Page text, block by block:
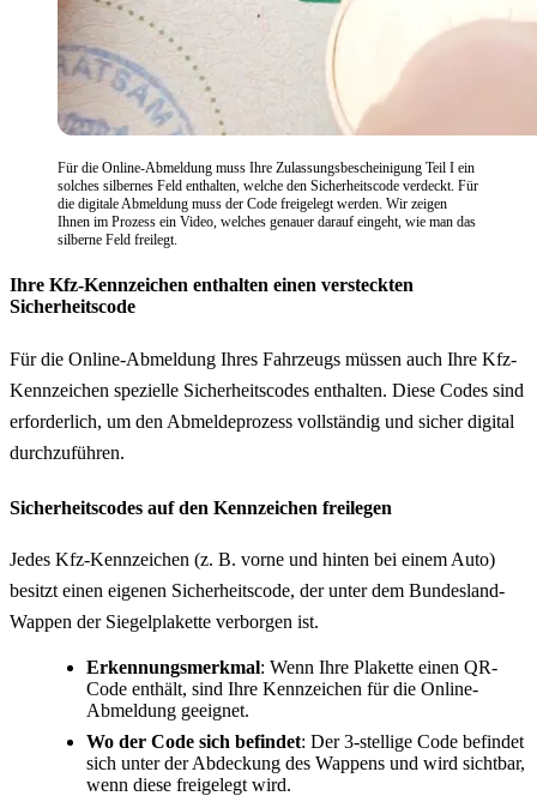
Für die Online-Abmeldung muss Ihre Zulassungsbescheinigung Teil I ein
solches silbernes Feld enthalten, welche den Sicherheitscode verdeckt. Für
die digitale Abmeldung muss der Code freigelegt werden. Wir zeigen
Ihnen im Prozess ein Video, welches genauer darauf eingeht, wie man das
silberne Feld freilegt.
Ihre Kfz-Kennzeichen enthalten einen versteckten
Sicherheitscode
Für die Online-Abmeldung Ihres Fahrzeugs müssen auch Ihre Kfz-
Kennzeichen spezielle Sicherheitscodes enthalten. Diese Codes sind
erforderlich, um den Abmeldeprozess vollständig und sicher digital
durchzuführen.
Sicherheitscodes auf den Kennzeichen freilegen
Jedes Kfz-Kennzeichen (z. B. vorne und hinten bei einem Auto)
besitzt einen eigenen Sicherheitscode, der unter dem Bundesland-
Wappen der Siegelplakette verborgen ist.
Erkennungsmerkmal: Wenn Ihre Plakette einen QR-
Code enthält, sind Ihre Kennzeichen für die Online-
Abmeldung geeignet.
Wo der Code sich befindet: Der 3-stellige Code befindet
sich unter der Abdeckung des Wappens und wird sichtbar,
wenn diese freigelegt wird.